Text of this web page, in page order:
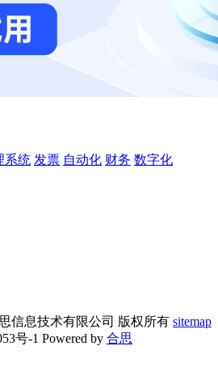
系统 发票 自动化 财务 数字化
信息技术有限公司 版权所有 sitemap
号-1 Powered by 合思